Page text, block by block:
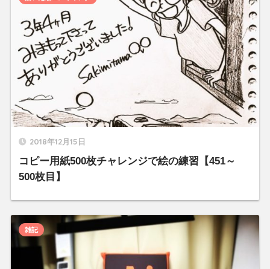
2018年12月15日
コピー用紙500枚チャレンジで絵の練習【451～
500枚目】
雑記